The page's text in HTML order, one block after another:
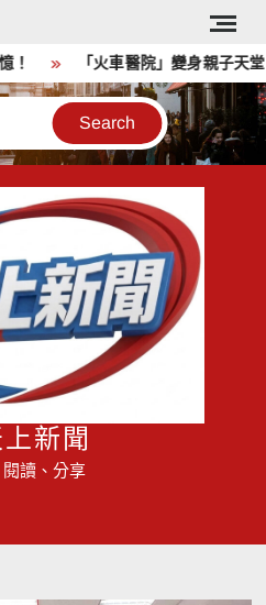
「火車醫院」變身親子天堂！
新聞
閱讀、分享